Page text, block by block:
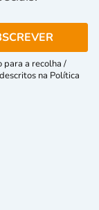
para a recolha /
na Política